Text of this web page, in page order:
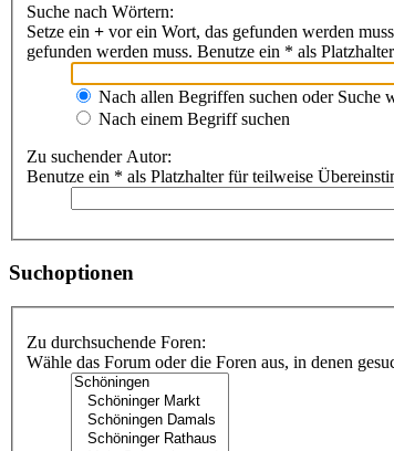
Suche nach Wörtern:
Setze ein + vor ein Wort, das gefunden werden
gefunden werden muss. Benutze ein * als
Nach allen Begriffen suchen oder Suche
Nach einem Begriff suchen
Zu suchender Autor:
Benutze ein * als Platzhalter für teilweise
Suchoptionen
Zu durchsuchende Foren:
Wähle das Forum oder die Foren aus, in denen